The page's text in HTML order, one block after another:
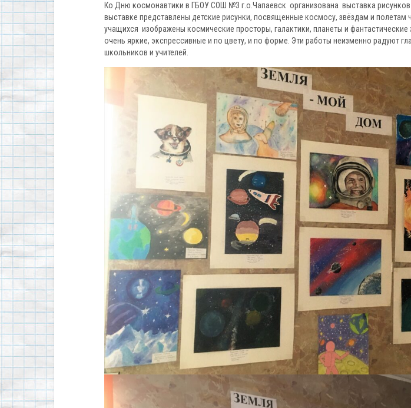
Ко Дню космонавтики в ГБОУ СОШ №3 г.о.Чапаевск организована выставка
выставке представлены детские рисунки, посвященные космосу, звёздам и полетам
учащихся изображены космические просторы, галактики, планеты и фантастические
очень яркие, экспрессивные и по цвету, и по форме. Эти работы неизменно радуют
школьников и учителей.